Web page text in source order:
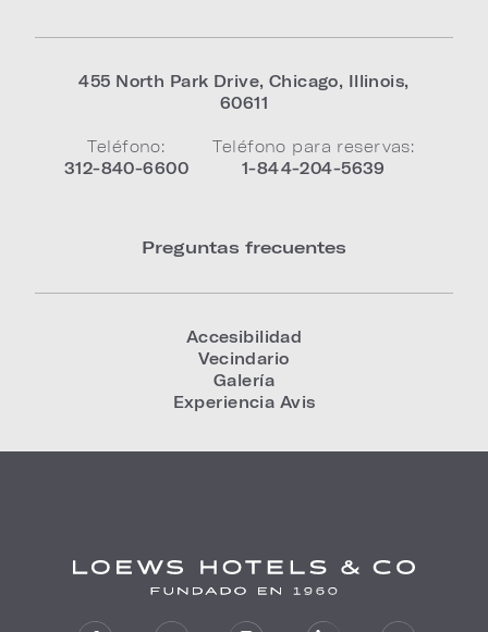
455 North Park Drive, Chicago, Illinois,
60611
Teléfono:
312-840-6600
Teléfono para reservas:
1-844-204-5639
Preguntas frecuentes
Accesibilidad
Vecindario
Galería
Experiencia Avis